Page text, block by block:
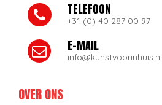
TELEFOON
+31 (0) 40 287 00 97
E-MAIL
info@kunstvoorinhuis.nl
OVER ONS